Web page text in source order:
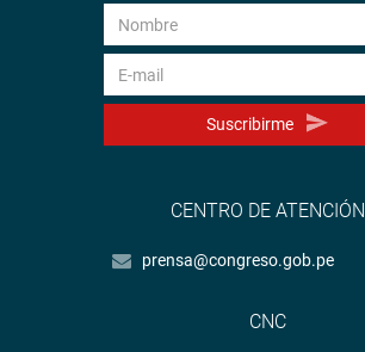
Suscribirme
CENTRO DE ATENCIÓN
prensa@congreso.gob.pe
CNC